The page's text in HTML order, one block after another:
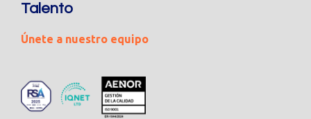
Talento
Únete a nuestro equipo